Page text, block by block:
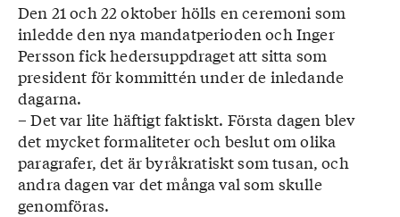
Den 21 och 22 oktober hölls en ceremoni som
inledde den nya mandatperioden och Inger
Persson fick hedersuppdraget att sitta som
president för kommittén under de inledande
dagarna.
– Det var lite häftigt faktiskt. Första dagen blev
det mycket formaliteter och beslut om olika
paragrafer, det är byråkratiskt som tusan, och
andra dagen var det många val som skulle
genomföras.